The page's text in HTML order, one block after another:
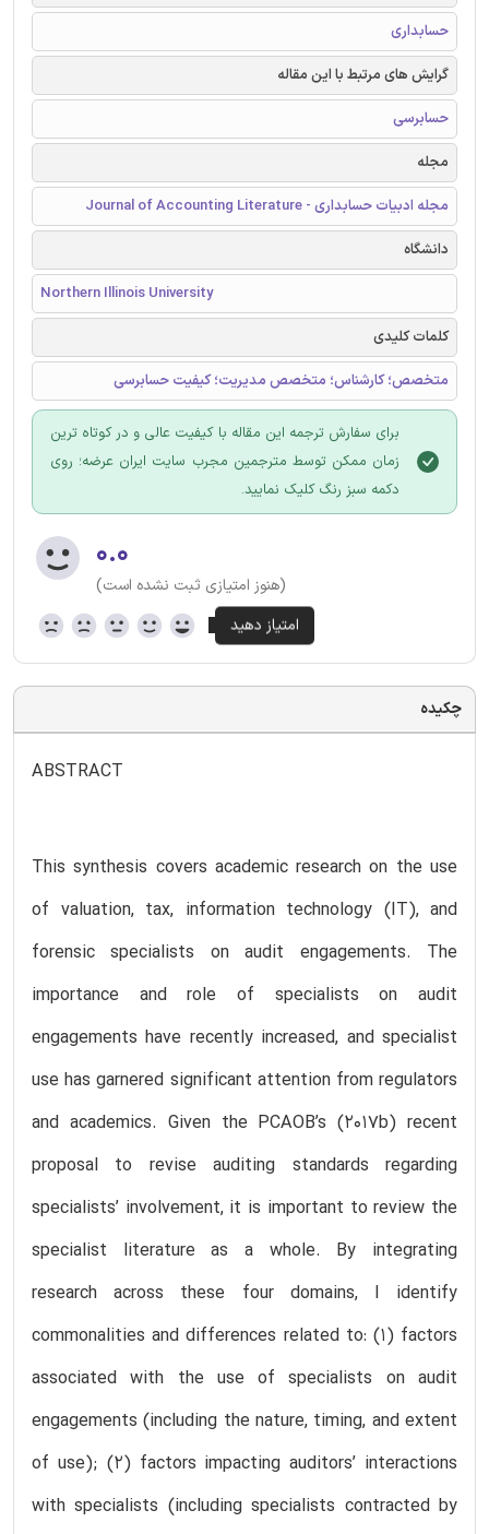
حسابداری
گرایش های مرتبط با این مقاله
حسابرسی
مجله
مجله ادبیات حسابداری - Journal of Accounting Literature
دانشگاه
Northern Illinois University
کلمات کلیدی
متخصص؛ کارشناس؛ متخصص مدیریت؛ کیفیت حسابرسی
برای سفارش ترجمه این مقاله با کیفیت عالی و در کوتاه ترین
زمان ممکن توسط مترجمین مجرب سایت ایران عرضه؛ روی
دکمه سبز رنگ کلیک نمایید.
۰.۰
(هنوز امتیازی ثبت نشده است)
چکیده
ABSTRACT
This synthesis covers academic research on the use
of valuation, tax, information technology (IT), and
forensic specialists on audit engagements. The
importance and role of specialists on audit
engagements have recently increased, and specialist
use has garnered significant attention from regulators
and academics. Given the PCAOB’s (2017b) recent
proposal to revise auditing standards regarding
specialists’ involvement, it is important to review the
specialist literature as a whole. By integrating
research across these four domains, I identify
commonalities and differences related to: (1) factors
associated with the use of specialists on audit
engagements (including the nature, timing, and extent
of use); (2) factors impacting auditors’ interactions
with specialists (including specialists contracted by